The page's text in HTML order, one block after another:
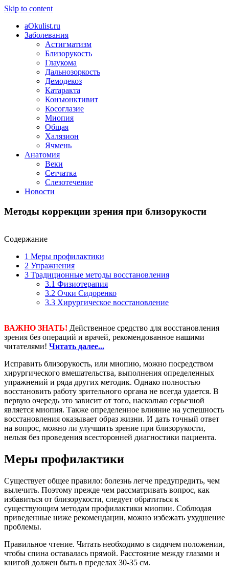
Skip to content
aOkulist.ru
Заболевания
Астигматизм
Близорукость
Глаукома
Дальнозоркость
Демодекоз
Катаракта
Конъюнктивит
Косоглазие
Миопия
Общая
Халязион
Ячмень
Анатомия
Веки
Сетчатка
Слезотечение
Новости
Методы коррекции зрения при близорукости
Содержание
1 Меры профилактики
2 Упражнения
3 Традиционные методы восстановления
3.1 Физиотерапия
3.2 Очки Сидоренко
3.3 Хирургическое восстановление
ВАЖНО ЗНАТЬ! Действенное средство для восстановления
зрения без операций и врачей, рекомендованное нашими
читателями! Читать далее...
Исправить близорукость, или миопию, можно посредством
хирургического вмешательства, выполнения определенных
упражнений и ряда других методик. Однако полностью
восстановить работу зрительного органа не всегда удается. В
первую очередь это зависит от того, насколько серьезной
является миопия. Также определенное влияние на успешность
восстановления оказывает образ жизни. И дать точный ответ
на вопрос, можно ли улучшить зрение при близорукости,
нельзя без проведения всесторонней диагностики пациента.
Меры профилактики
Существует общее правило: болезнь легче предупредить, чем
вылечить. Поэтому прежде чем рассматривать вопрос, как
избавиться от близорукости, следует обратиться к
существующим методам профилактики миопии. Соблюдая
приведенные ниже рекомендации, можно избежать ухудшение
проблемы.
Правильное чтение. Читать необходимо в сидячем положении,
чтобы спина оставалась прямой. Расстояние между глазами и
книгой должен быть в пределах 30-35 см.